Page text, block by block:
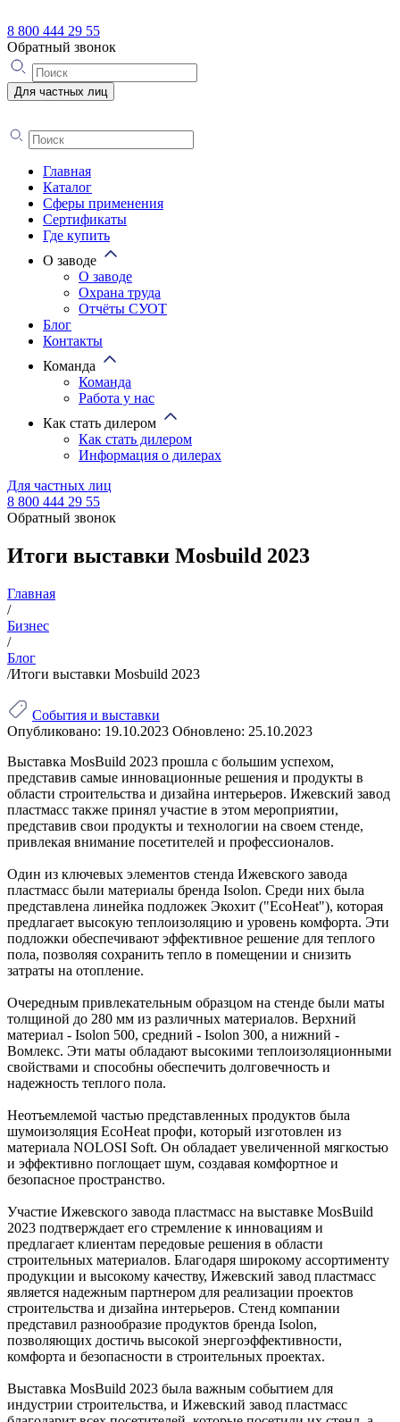
8 800 444 29 55
Обратный звонок
Для частных лиц
Главная
Каталог
Сферы применения
Сертификаты
Где купить
О заводе
О заводе
Охрана труда
Отчёты СУОТ
Блог
Контакты
Команда
Команда
Работа у нас
Как стать дилером
Как стать дилером
Информация о дилерах
Для частных лиц
8 800 444 29 55
Обратный звонок
Итоги выставки Mosbuild 2023
Главная
/
Бизнес
/
Блог
/Итоги выставки Mosbuild 2023
События и выставки
Опубликовано: 19.10.2023 Обновлено: 25.10.2023
Выставка MosBuild 2023 прошла с большим успехом,
представив самые инновационные решения и продукты в
области строительства и дизайна интерьеров. Ижевский завод
пластмасс также принял участие в этом мероприятии,
представив свои продукты и технологии на своем стенде,
привлекая внимание посетителей и профессионалов.
Один из ключевых элементов стенда Ижевского завода
пластмасс были материалы бренда Isolon. Среди них была
представлена линейка подложек Экохит ("EcoHeat"), которая
предлагает высокую теплоизоляцию и уровень комфорта. Эти
подложки обеспечивают эффективное решение для теплого
пола, позволяя сохранить тепло в помещении и снизить
затраты на отопление.
Очередным привлекательным образцом на стенде были маты
толщиной до 280 мм из различных материалов. Верхний
материал - Isolon 500, средний - Isolon 300, а нижний -
Вомлекс. Эти маты обладают высокими теплоизоляционными
свойствами и способны обеспечить долговечность и
надежность теплого пола.
Неотъемлемой частью представленных продуктов была
шумоизоляция EcoHeat профи, который изготовлен из
материала NOLOSI Soft. Он обладает увеличенной мягкостью
и эффективно поглощает шум, создавая комфортное и
безопасное пространство.
Участие Ижевского завода пластмасс на выставке MosBuild
2023 подтверждает его стремление к инновациям и
предлагает клиентам передовые решения в области
строительных материалов. Благодаря широкому ассортименту
продукции и высокому качеству, Ижевский завод пластмасс
является надежным партнером для реализации проектов
строительства и дизайна интерьеров. Стенд компании
представил разнообразие продуктов бренда Isolon,
позволяющих достичь высокой энергоэффективности,
комфорта и безопасности в строительных проектах.
Выставка MosBuild 2023 была важным событием для
индустрии строительства, и Ижевский завод пластмасс